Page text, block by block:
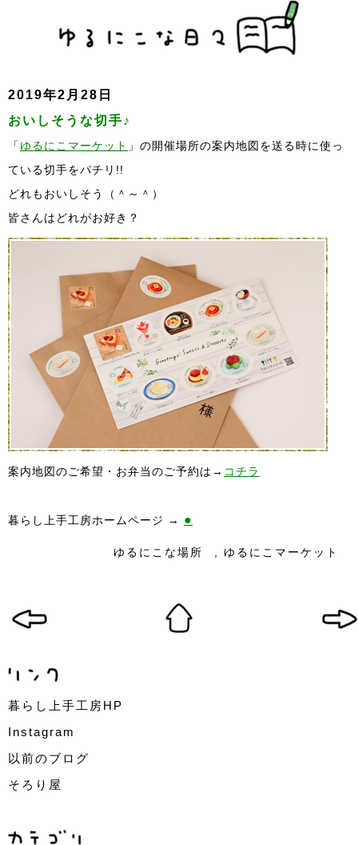
2019年2月28日
おいしそうな切手♪
「 ゆるにこマーケット 」の開催場所の案内地図を送る時に使っ
ている切手をパチリ!!
どれもおいしそう（＾～＾）
皆さんはどれがお好き？
案内地図のご希望・お弁当のご予約は→ コチラ
暮らし上手工房ホームページ → ●
ゆるにこな場所 ゆるにこマーケット
暮らし上手工房HP
Instagram
以前のブログ
そろり屋